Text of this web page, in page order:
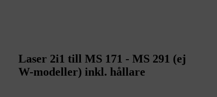
Laser 2i1 till MS 171 - MS 291 (ej
W-modeller) inkl. hållare